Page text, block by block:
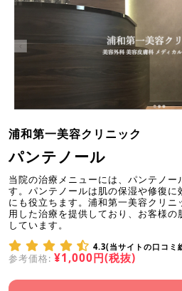
浦和第一美容クリニック
パンテノール
当院の治療メニューには、パンテノー
す。パンテノールは肌の保湿や修復
にも役立ちます。浦和第一美容クリ
用した治療を提供しており、お客様の
しています。
4.3(当サイトの口コミ
参考価格: ¥1,000円(税抜)